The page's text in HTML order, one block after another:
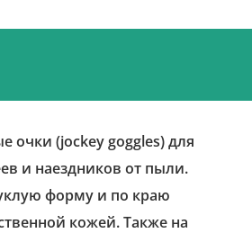
очки (jockey goggles) для
и наездников от пыли.
форму и по краю
кожей. Также на